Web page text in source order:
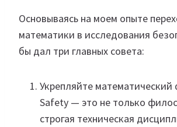
Основываясь на моем опыте
математики в исследования
бы дал три главных совета:
Укрепляйте математический
Safety — это не только
строгая техническая